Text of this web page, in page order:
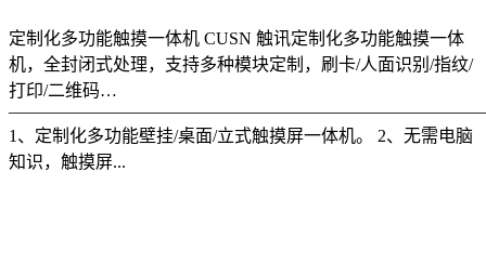
定制化多功能触摸一体机 CUSN 触讯定制化多功能触摸一体
机，全封闭式处理，支持多种模块定制，刷卡/人面识别/指纹/
打印/二维码…
1、定制化多功能壁挂/桌面/立式触摸屏一体机。 2、无需电脑
知识，触摸屏...